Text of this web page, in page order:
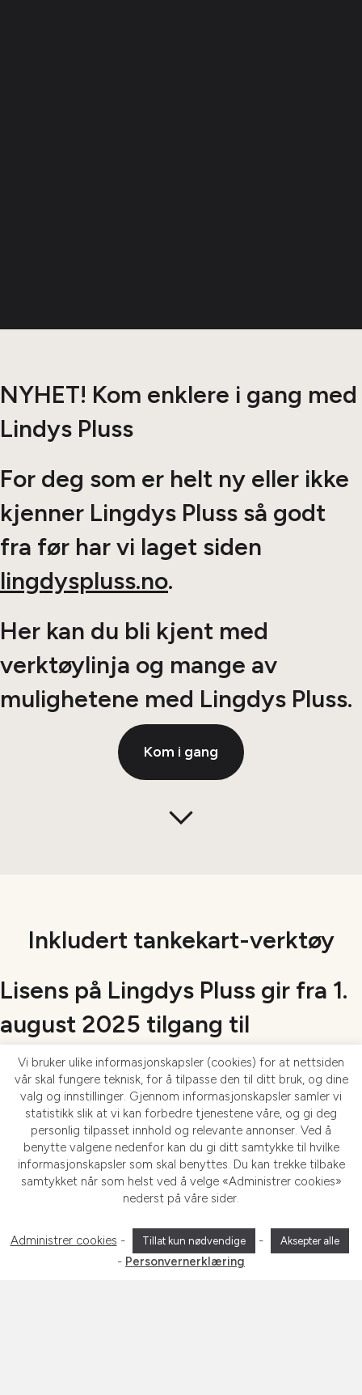
NYHET! Kom enklere i gang med
Lindys Pluss
For deg som er helt ny eller ikke
kjenner Lingdys Pluss så godt
fra før har vi laget siden
lingdyspluss.no.
Her kan du bli kjent med
verktøylinja og mange av
mulighetene med Lingdys Pluss.
Kom i gang
seksjon
Inkludert tankekart-verktøy
Lisens på Lingdys Pluss gir fra 1.
august 2025 tilgang til
MindView – et allsidig tankekart-
verktøy utviklet for å støtte
personer som tenker og lærer på
en litt annen måte.
Les mer om MindView
Vi bruker ulike informasjonskapsler (cookies) for at nettsiden
vår skal fungere teknisk, for å tilpasse den til ditt bruk, og dine
valg og innstillinger. Gjennom informasjonskapsler samler vi
statistikk slik at vi kan forbedre tjenestene våre, og gi deg
personlig tilpasset innhold og relevante annonser. Ved å
benytte valgene nedenfor kan du gi ditt samtykke til hvilke
informasjonskapsler som skal benyttes. Du kan trekke tilbake
samtykket når som helst ved å velge «Administrer cookies»
nederst på våre sider.
Administrer cookies - Tillat kun nødvendige - Aksepter alle
- Personvernerklæring